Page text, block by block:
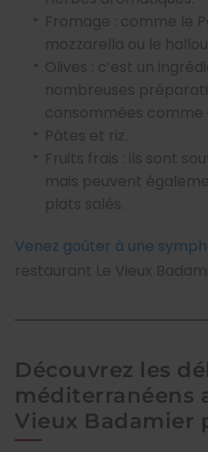
Fromage : comme le
mozzarella ou le
Olives : c’est un
nombreuses
consommées comme
Pâtes et riz.
Fruits frais : ils sont
mais peuvent
plats salés.
Venez goûter à une
restaurant Le Vieux
Découvrez les
méditerranéens
Vieux Badamier